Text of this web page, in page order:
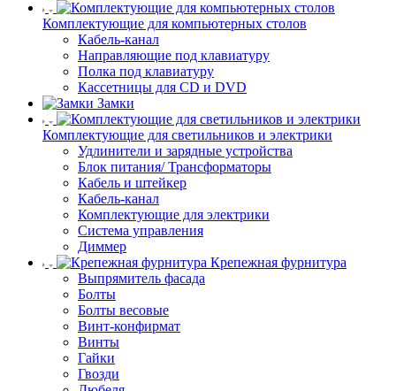
Комплектующие для компьютерных столов
Кабель-канал
Направляющие под клавиатуру
Полка под клавиатуру
Кассетницы для CD и DVD
Замки
Комплектующие для светильников и электрики
Удлинители и зарядные устройства
Блок питания/ Трансформаторы
Кабель и штейкер
Кабель-канал
Комплектующие для электрики
Система управления
Диммер
Крепежная фурнитура
Выпрямитель фасада
Болты
Болты весовые
Винт-конфирмат
Винты
Гайки
Гвозди